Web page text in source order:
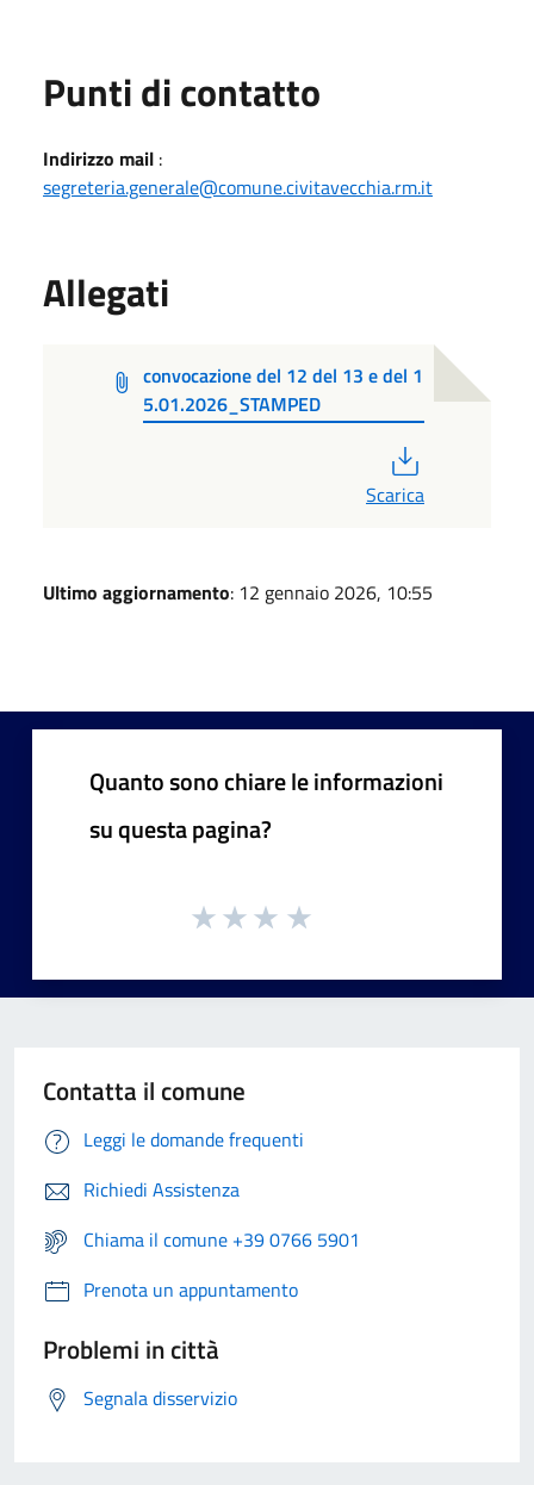
Punti di contatto
Indirizzo mail :
segreteria.generale@comune.civitavecchia.rm.it
Allegati
convocazione del 12 del 13 e del 1
5.01.2026_STAMPED
Scarica
Ultimo aggiornamento: 12 gennaio 2026, 10:55
Quanto sono chiare le informazioni
su questa pagina?
Contatta il comune
Leggi le domande frequenti
Richiedi Assistenza
Chiama il comune +39 0766 5901
Prenota un appuntamento
Problemi in città
Segnala disservizio